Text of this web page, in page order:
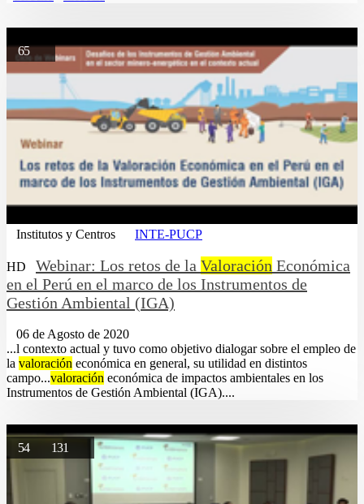
65
Institutos y Centros INTE-PUCP
HD Webinar: Los retos de la Valoración Económica
en el Perú en el marco de los Instrumentos de
Gestión Ambiental (IGA)
06 de Agosto de 2020
...l contexto actual y tuvo como objetivo dialogar sobre el empleo de
la valoración económica en general, su utilidad en distintos
campo...valoración económica de impactos ambientales en los
Instrumentos de Gestión Ambiental (IGA)....
54 131